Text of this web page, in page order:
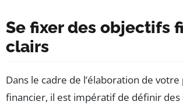
Se fixer des objectifs
clairs
Dans le cadre de l’élaboration de
financier, il est impératif de définir des